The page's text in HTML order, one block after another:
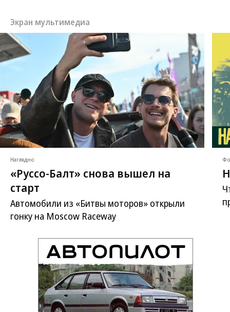
Экран мультимедиа
Наглядно
«Руссо-Балт» снова вышел на
старт
Автомобили из «Битвы моторов» открыли
гонку на Moscow Raceway